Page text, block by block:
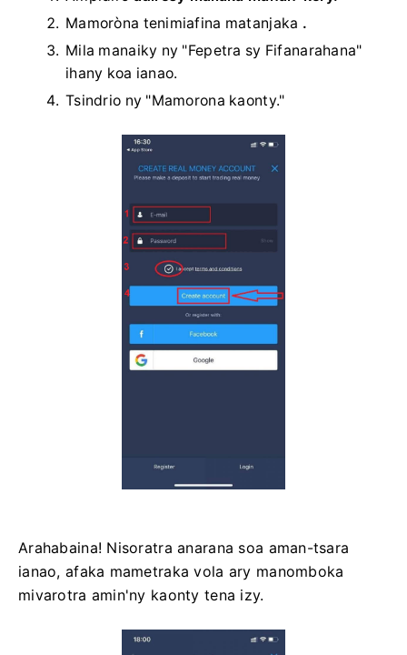
Mamoròna tenimiafina matanjaka .
Mila manaiky ny "Fepetra sy Fifanarahana"
ihany koa ianao.
Tsindrio ny "Mamorona kaonty."
Arahabaina! Nisoratra anarana soa aman-tsara
ianao, afaka mametraka vola ary manomboka
mivarotra amin'ny kaonty tena izy.